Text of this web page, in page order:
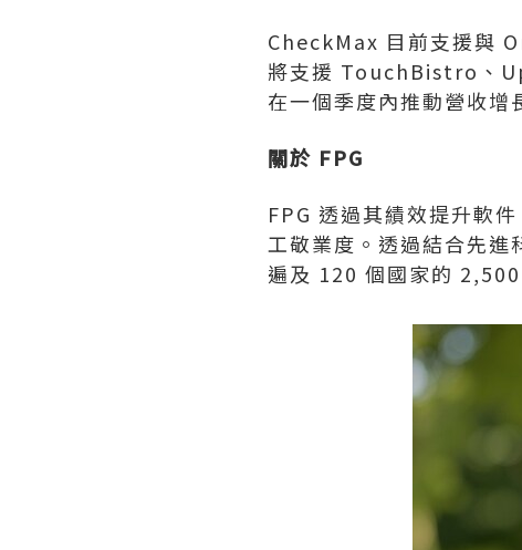
CheckMax 目前支援與
將支援 TouchBistro、
在一個季度內推動營收增
關於 FPG
FPG 透過其績效提升軟
工敬業度。透過結合先進
遍及 120 個國家的